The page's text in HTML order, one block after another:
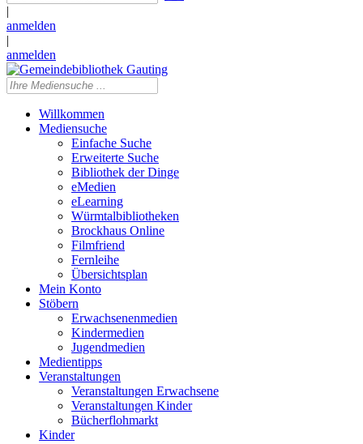
|
anmelden
|
anmelden
Willkommen
Mediensuche
Einfache Suche
Erweiterte Suche
Bibliothek der Dinge
eMedien
eLearning
Würmtalbibliotheken
Brockhaus Online
Filmfriend
Fernleihe
Übersichtsplan
Mein Konto
Stöbern
Erwachsenenmedien
Kindermedien
Jugendmedien
Medientipps
Veranstaltungen
Veranstaltungen Erwachsene
Veranstaltungen Kinder
Bücherflohmarkt
Kinder